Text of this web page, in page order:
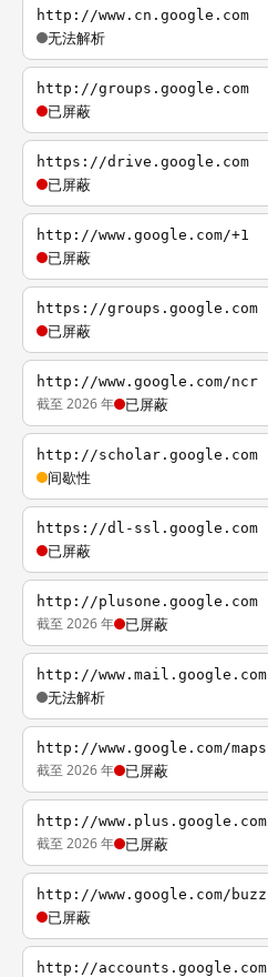
http://www.cn.google.com
无法解析
http://groups.google.com
已屏蔽
https://drive.google.com
已屏蔽
http://www.google.com/+1
已屏蔽
https://groups.google.com
已屏蔽
http://www.google.com/ncr
截至 2026 年 已屏蔽
http://scholar.google.com
间歇性
https://dl-ssl.google.com
已屏蔽
http://plusone.google.com
截至 2026 年 已屏蔽
http://www.mail.google.com
无法解析
http://www.google.com/maps
截至 2026 年 已屏蔽
http://www.plus.google.com
截至 2026 年 已屏蔽
http://www.google.com/buzz
已屏蔽
http://accounts.google.com